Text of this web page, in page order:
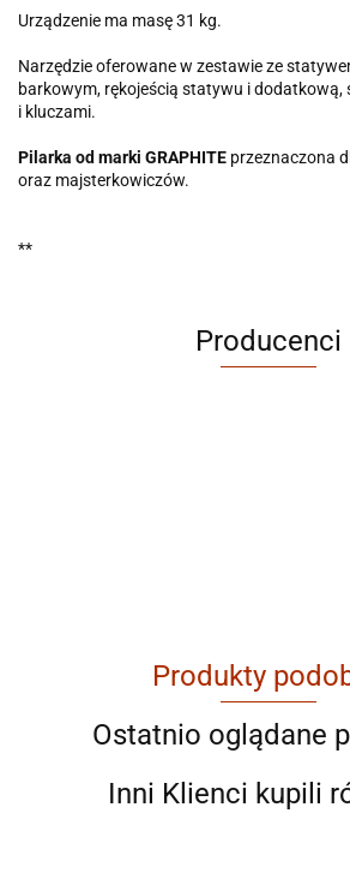
Urządzenie ma masę 31 kg.
Narzędzie oferowane w zestawie ze
barkowym, rękojeścią statywu i
i kluczami.
Pilarka od marki GRAPHITE przeznaczona
oraz majsterkowiczów.
**
Producenci
AGAM
Produkty
Ostatnio oglądane
Inni Klienci kupili